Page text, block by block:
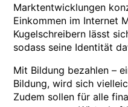
Marktentwicklungen
Einkommen im Internet
Kugelschreibern lässt
sodass seine Identität
Mit Bildung bezahlen –
Bildung, wird sich
Zudem sollen für alle